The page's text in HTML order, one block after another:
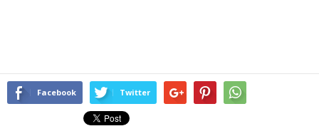
Facebook Twitter